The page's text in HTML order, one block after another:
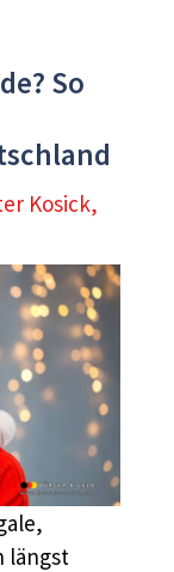
So
Kosick,
längst